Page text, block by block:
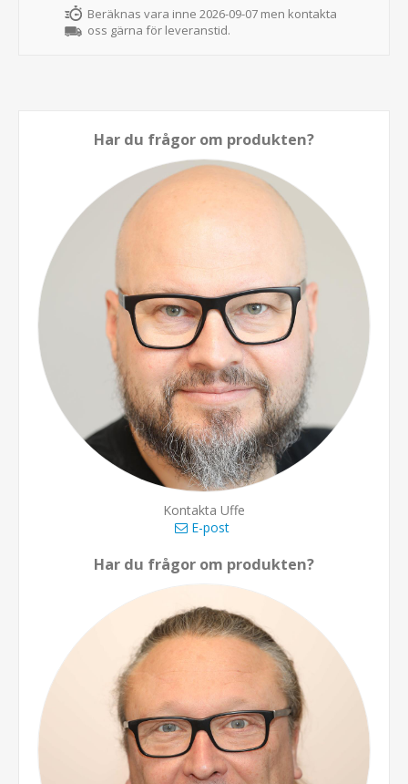
Beräknas vara inne 2026-09-07 men kontakta
oss gärna för leveranstid.
Har du frågor om produkten?
Kontakta Uffe
E-post
Har du frågor om produkten?